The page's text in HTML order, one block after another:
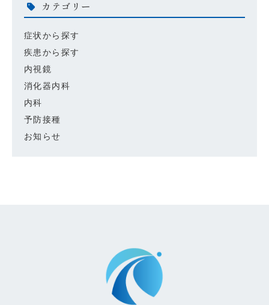
カテゴリー
症状から探す
疾患から探す
内視鏡
消化器内科
内科
予防接種
お知らせ